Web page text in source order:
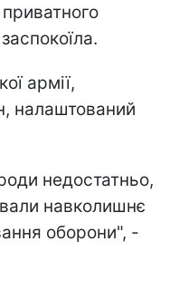
армії,
налаштований
недостатньо,
навколишнє
оборони", -